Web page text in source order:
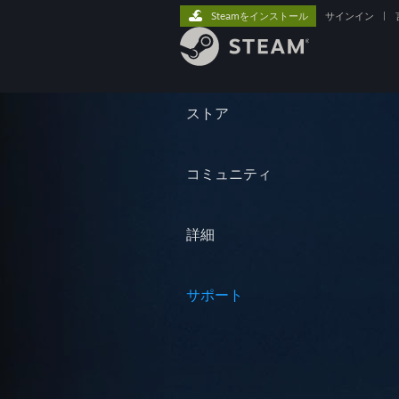
ストア
コミュニティ
詳細
サポート
Steamをインストール サインイン